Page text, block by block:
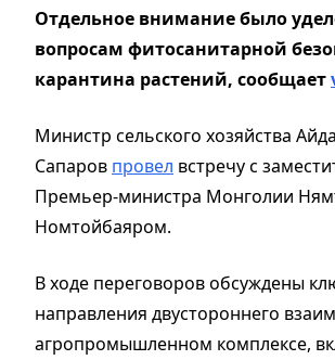
Отдельное внимание было
вопросам фитосанитарной
карантина растений, сообщает
Министр сельского хозяйства
Сапаров провел встречу с
Премьер-министра Монголии
Номтойбаяром.
В ходе переговоров обсуждены
направления двустороннего
агропромышленном комплексе,